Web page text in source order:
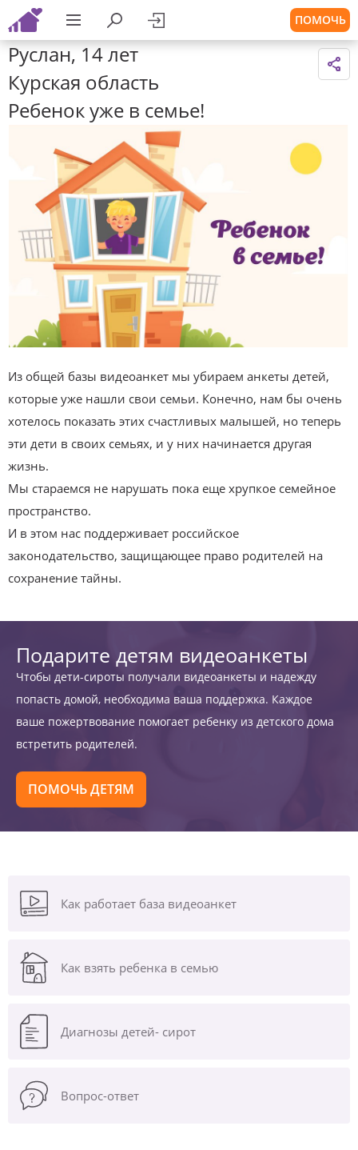
ПОМОЧЬ
Руслан, 14 лет
Курская область
Ребенок уже в семье!
Из общей базы видеоанкет мы убираем анкеты детей,
которые уже нашли свои семьи. Конечно, нам бы очень
хотелось показать этих счастливых малышей, но теперь
эти дети в своих семьях, и у них начинается другая
жизнь.
Мы стараемся не нарушать пока еще хрупкое семейное
пространство.
И в этом нас поддерживает российское
законодательство, защищающее право родителей на
сохранение тайны.
Подарите детям видеоанкеты
Чтобы дети-сироты получали видеоанкеты и надежду
попасть домой, необходима ваша поддержка. Каждое
ваше пожертвование помогает ребенку из детского дома
встретить родителей.
ПОМОЧЬ ДЕТЯМ
Как работает база видеоанкет
Как взять ребенка в семью
Диагнозы детей- сирот
Вопрос-ответ